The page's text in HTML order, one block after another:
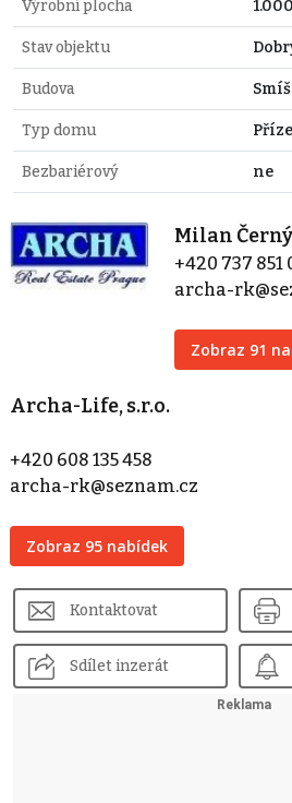
Výrobní plocha
Stav objektu
Budova
Typ domu
Bezbariérový ne
Milan Černý
+420 737 851
archa-
Zobraz 91
Archa-Life, s.r.o.
+420 608 135 458
archa-rk@seznam.cz
Zobraz 95 nabídek
Kontaktovat
Sdílet inzerát